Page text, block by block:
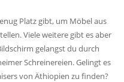
Platz gibt, um Möbel aus
Viele weitere gibt es aber
gelangst du durch
Schreinereien. Gelingt es
von Äthiopien zu finden?